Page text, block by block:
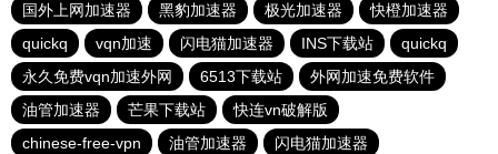
国外上网加速器
黑豹加速器 极光加速器
快橙加速器
quickq
vqn加速 闪电猫加速器 INS下载站
quickq
永久免费vqn加速外网
6513下载站
外网加速免费软件
油管加速器
芒果下载站
快连vn破解版
chinese-free-vpn
油管加速器 闪电猫加速器